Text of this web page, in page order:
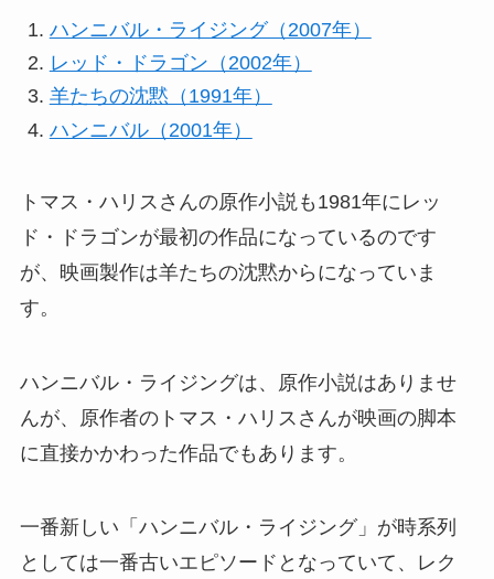
ハンニバル・ライジング（2007年）
レッド・ドラゴン（2002年）
羊たちの沈黙（1991年）
ハンニバル（2001年）
トマス・ハリスさんの原作小説も1981年にレッ
ド・ドラゴンが最初の作品になっているのです
が、映画製作は羊たちの沈黙からになっていま
す。
ハンニバル・ライジングは、原作小説はありませ
んが、原作者のトマス・ハリスさんが映画の脚本
に直接かかわった作品でもあります。
一番新しい「ハンニバル・ライジング」が時系列
としては一番古いエピソードとなっていて、レク